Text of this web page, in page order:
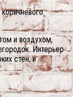
и воздухом,
Интерьер
стен, и